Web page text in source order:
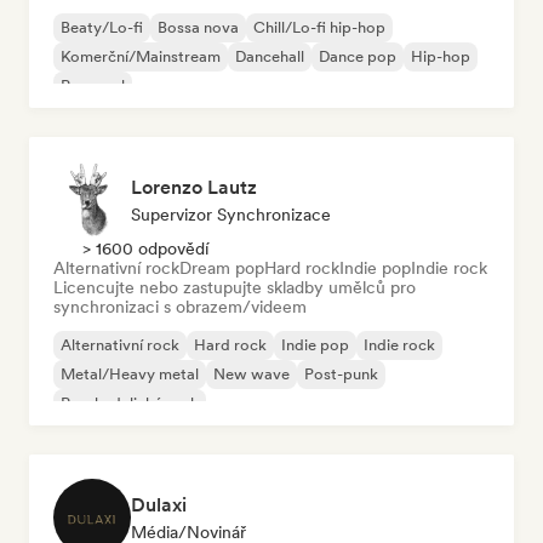
Beaty/Lo-fi Bossa nova
Chill/Lo-fi hip-hop
Komerční/Mainstream
Dancehall Dance pop
Hip-hop
Pop-soul
Lorenzo Lautz
Supervizor Synchronizace
> 1600 odpovědí
Alternativní rockDream popHard rockIndie popIndie rock
Licencujte nebo zastupujte skladby umělců pro
synchronizaci s obrazem/videem
Alternativní rock Hard rock Indie pop
Indie rock
Metal/Heavy metal
New wave
Post-punk
Psychedelický rock
Dulaxi
Média/novinář